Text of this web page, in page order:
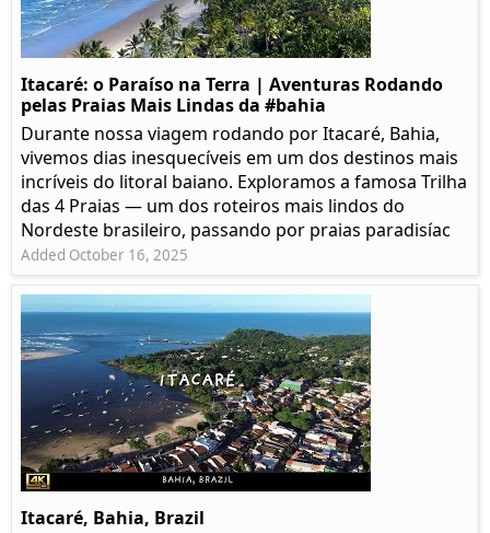
Itacaré: o Paraíso na Terra | Aventuras Rodando
pelas Praias Mais Lindas da #bahia
Durante nossa viagem rodando por Itacaré, Bahia,
vivemos dias inesquecíveis em um dos destinos mais
incríveis do litoral baiano. Exploramos a famosa Trilha
das 4 Praias — um dos roteiros mais lindos do
Nordeste brasileiro, passando por praias paradisíac
Added October 16, 2025
Itacaré, Bahia, Brazil